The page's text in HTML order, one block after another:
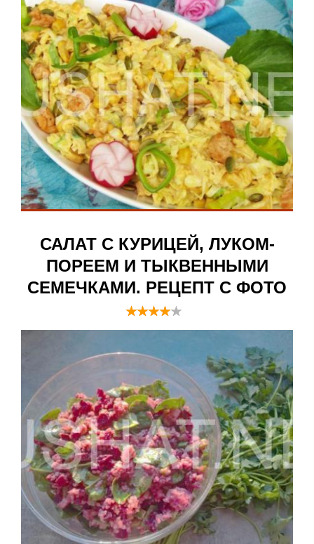
САЛАТ С КУРИЦЕЙ, ЛУКОМ-
ПОРЕЕМ И ТЫКВЕННЫМИ
СЕМЕЧКАМИ. РЕЦЕПТ С ФОТО